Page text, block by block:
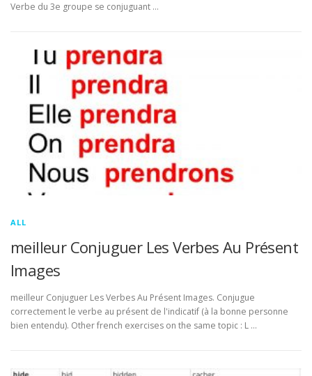
Verbe du 3e groupe se conjuguant …
ALL
meilleur Conjuguer Les Verbes Au Présent
Images
meilleur Conjuguer Les Verbes Au Présent Images. Conjugue
correctement le verbe au présent de l'indicatif (à la bonne personne
bien entendu). Other french exercises on the same topic : L …